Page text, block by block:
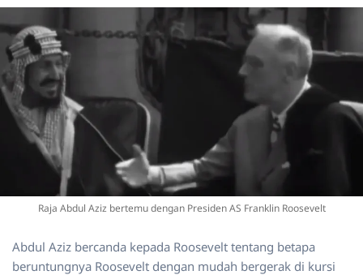
Raja Abdul Aziz bertemu dengan Presiden AS Franklin Roosevelt
Abdul Aziz bercanda kepada Roosevelt tentang betapa
beruntungnya Roosevelt dengan mudah bergerak di kursi